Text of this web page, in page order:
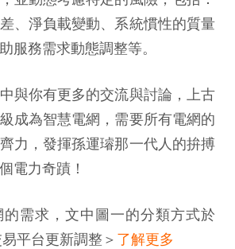
、淨負載變動、系統慣性的質量
服務需求動態調整等。
你有更多的交流與討論，上古
成為智慧電網，需要所有電網的
力，發揮孫運璿那一代人的拚搏
電力奇蹟！
的需求，文中圖一的分類方式於
平台更新調整＞了解更多